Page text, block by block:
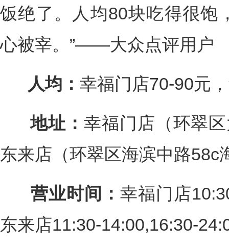
饭绝了。人均80块吃得很饱
心被宰。”——大众点评用户
人均： 幸福门店70-90元
地址：幸福门店（环翠
东来店（环翠区海滨中路
营业时间： 幸福门店
东来店11:30-14:00,16:30-